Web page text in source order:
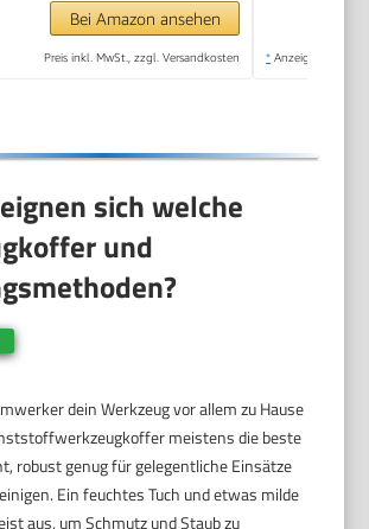
Bei Amazon ansehen
Preis inkl. MwSt., zzgl. Versandkosten * Anzeige
sich welche
und
dein Werkzeug vor allem zu Hause
meistens die beste
robust genug für gelegentliche Einsätze
Ein feuchtes Tuch und etwas milde
aus, um Schmutz und Staub zu